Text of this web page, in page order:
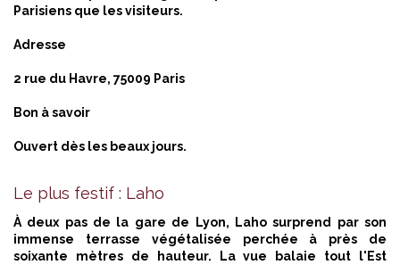
Parisiens que les visiteurs.
Adresse
2 rue du Havre, 75009 Paris
Bon à savoir
Ouvert dès les beaux jours.
Le plus festif : Laho
À deux pas de la gare de Lyon, Laho surprend par son
immense terrasse végétalisée perchée à près de
soixante mètres de hauteur. La vue balaie tout l'Est